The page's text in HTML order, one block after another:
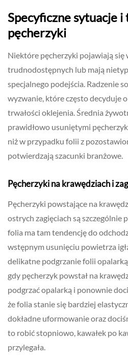
Specyficzne sytuacje
pęcherzyki
Niektóre pęcherzyki pojawiają się
trudnodostępnych lub mają
specjalnego podejścia. Radzenie
wyzwanie, które często decyduje
trwałości oklejenia. Średnia
prawidłowo usuniętymi
niż w przypadku folii z
potwierdzają szacunki branżowe.
Pęcherzyki na krawędziach i
Pęcherzyki powstające na
ostrych zagięciach są szczególnie
folia ma tam tendencję do
wstępnym usunięciu powietrza
delikatne podgrzanie folii
gdy pęcherzyk powstał na
podgrzać opalarką i ponownie
że folia stanie się bardziej
dokładne uformowanie oraz
to robić stopniowo, kawałek po
przylegała.